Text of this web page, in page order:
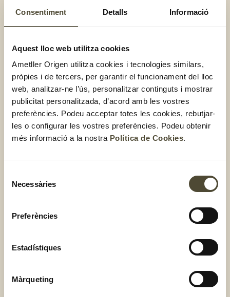
Consentiment Detalls Informació
Aquest lloc web utilitza cookies
Ametller Origen utilitza cookies i tecnologies similars,
pròpies i de tercers, per garantir el funcionament del lloc
web, analitzar-ne l’ús, personalitzar continguts i mostrar
publicitat personalitzada, d’acord amb les vostres
preferències. Podeu acceptar totes les cookies, rebutjar-
les o configurar les vostres preferències. Podeu obtenir
més informació a la nostra Política de Cookies.
Necessàries
Preferències
Estadístiques
Màrqueting
Cassoletes de mandarina